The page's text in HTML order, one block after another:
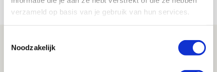
verzameld op basis van je gebruik van hun services.
Noodzakelijk
PRIJSVRAAG
Drie dingen die je moet weten over
Ajax - Shelbourne